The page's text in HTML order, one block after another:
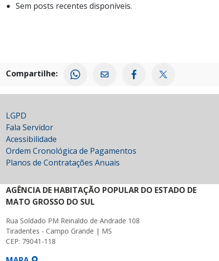
Sem posts recentes disponíveis.
Compartilhe:
LGPD
Fala Servidor
Acessibilidade
Ordem Cronológica de Pagamentos
Planos de Contratações Anuais
AGÊNCIA DE HABITAÇÃO POPULAR DO ESTADO DE
MATO GROSSO DO SUL
Rua Soldado PM Reinaldo de Andrade 108
Tiradentes - Campo Grande | MS
CEP: 79041-118